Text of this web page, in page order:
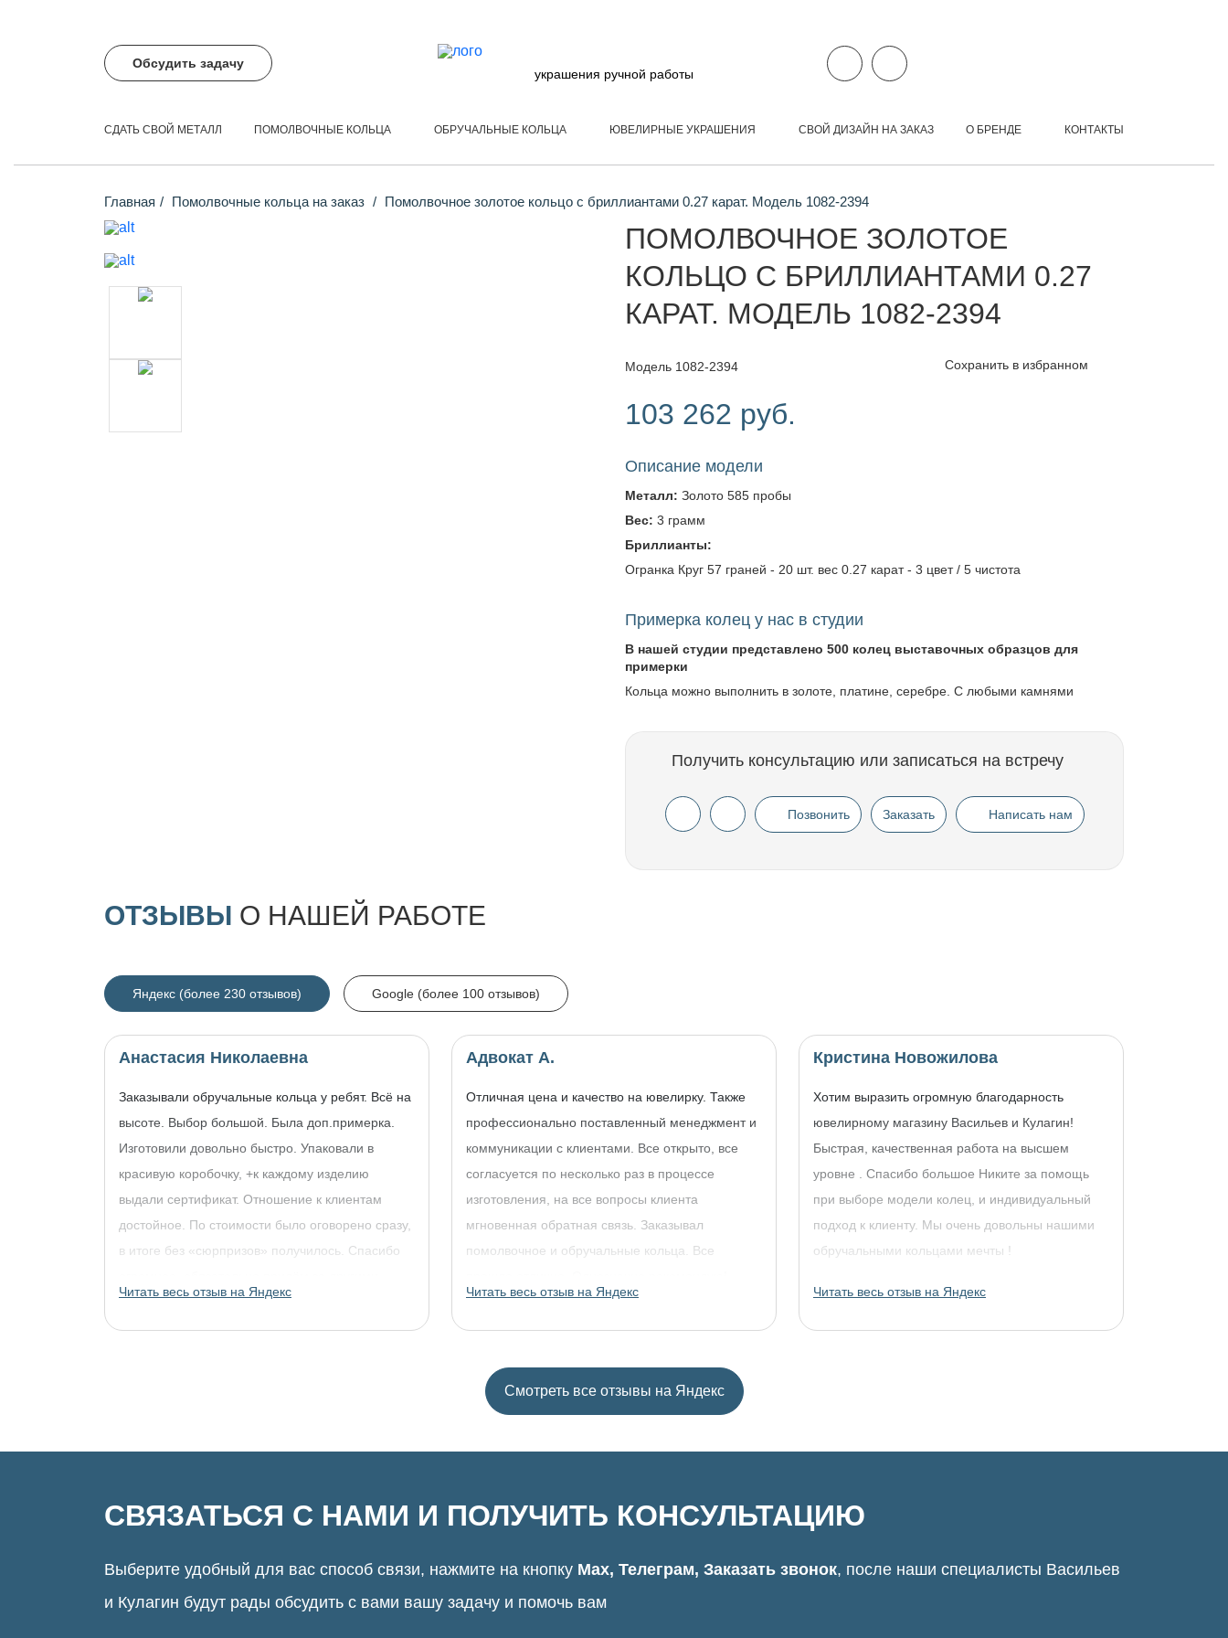
Обсудить задачу
украшения ручной работы
СДАТЬ СВОЙ МЕТАЛЛ ПОМОЛВОЧНЫЕ КОЛЬЦА ОБРУЧАЛЬНЫЕ КОЛЬЦА ЮВЕЛИРНЫЕ УКРАШЕНИЯ СВОЙ ДИЗАЙН НА ЗАКАЗ О БРЕНДЕ КОНТАКТЫ
Главная Помолвочные кольца на заказ Помолвочное золотое кольцо с бриллиантами 0.27 карат. Модель 1082-2394
ПОМОЛВОЧНОЕ ЗОЛОТОЕ
КОЛЬЦО С БРИЛЛИАНТАМИ 0.27
КАРАТ. МОДЕЛЬ 1082-2394
Модель 1082-2394 Сохранить в избранном
103 262 руб.
Описание модели
Металл: Золото 585 пробы
Вес: 3 грамм
Бриллианты:
Огранка Круг 57 граней - 20 шт. вес 0.27 карат - 3 цвет / 5 чистота
Примерка колец у нас в студии
В нашей студии представлено 500 колец выставочных образцов для
примерки
Кольца можно выполнить в золоте, платине, серебре. С любыми камнями
Получить консультацию или записаться на встречу
Позвонить Заказать Написать нам
ОТЗЫВЫ О НАШЕЙ РАБОТЕ
Яндекс (более 230 отзывов) Google (более 100 отзывов)
Анастасия Николаевна
Заказывали обручальные кольца у ребят. Всё на
высоте. Выбор большой. Была доп.примерка.
Изготовили довольно быстро. Упаковали в
красивую коробочку, +к каждому изделию
выдали сертификат. Отношение к клиентам
достойное. По стоимости было оговорено сразу,
в итоге без «сюрпризов» получилось. Спасибо
украшениями!
Читать весь отзыв на Яндекс
Адвокат А.
Отличная цена и качество на ювелирку. Также
профессионально поставленный менеджмент и
коммуникации с клиентами. Все открыто, все
согласуется по несколько раз в процессе
изготовления, на все вопросы клиента
мгновенная обратная связь. Заказывал
помолвочное и обручальные кольца. Все
Читать весь отзыв на Яндекс
Кристина Новожилова
Хотим выразить огромную благодарность
ювелирному магазину Васильев и Кулагин!
Быстрая, качественная работа на высшем
уровне . Спасибо большое Никите за помощь
при выборе модели колец, и индивидуальный
подход к клиенту. Мы очень довольны нашими
обручальными кольцами мечты !
Читать весь отзыв на Яндекс
Смотреть все отзывы на Яндекс
СВЯЗАТЬСЯ С НАМИ И ПОЛУЧИТЬ КОНСУЛЬТАЦИЮ
Выберите удобный для вас способ связи, нажмите на кнопку Max, Телеграм, Заказать звонок, после наши специалисты Васильев
и Кулагин будут рады обсудить с вами вашу задачу и помочь вам